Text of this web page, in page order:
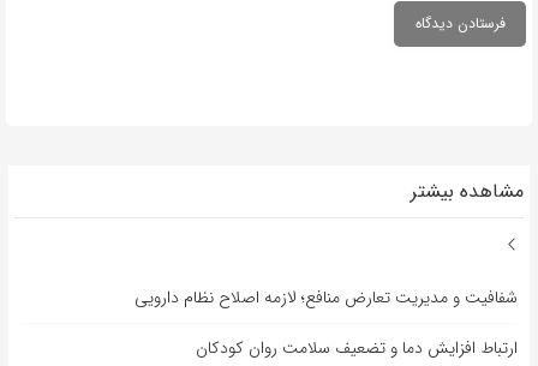
مشاهده بیشتر
شفافیت و مدیریت تعارض منافع؛ لازمه اصلاح نظام دارویی
ارتباط افزایش دما و تضعیف سلامت روان کودکان